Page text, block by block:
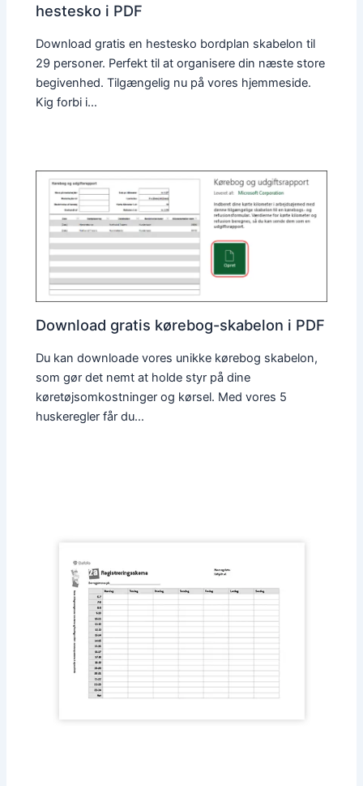
hestesko i PDF
Download gratis en hestesko bordplan skabelon til
29 personer. Perfekt til at organisere din næste store
begivenhed. Tilgængelig nu på vores hjemmeside.
Kig forbi i…
Download gratis kørebog-skabelon i PDF
Du kan downloade vores unikke kørebog skabelon,
som gør det nemt at holde styr på dine
køretøjsomkostninger og kørsel. Med vores 5
huskeregler får du…